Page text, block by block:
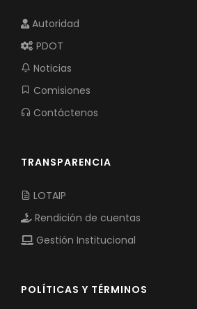
Autoridad
PDOT
Noticias
Comisiones
Contáctenos
TRANSPARENCIA
LOTAIP
Rendición de cuentas
Gestión Institucional
POLÍTICAS Y TÉRMINOS